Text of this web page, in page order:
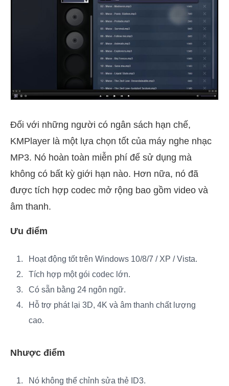
Đối với những người có ngân sách hạn chế,
KMPlayer là một lựa chọn tốt của máy nghe nhạc
MP3. Nó hoàn toàn miễn phí để sử dụng mà
không có bất kỳ giới hạn nào. Hơn nữa, nó đã
được tích hợp codec mở rộng bao gồm video và
âm thanh.
Ưu điểm
Hoạt động tốt trên Windows 10/8/7 / XP / Vista.
Tích hợp một gói codec lớn.
Có sẵn bằng 24 ngôn ngữ.
Hỗ trợ phát lại 3D, 4K và âm thanh chất lượng
cao.
Nhược điểm
Nó không thể chỉnh sửa thẻ ID3.